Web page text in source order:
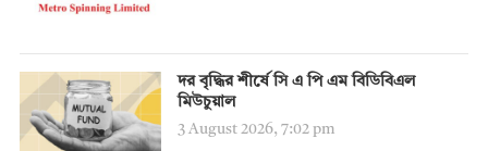
দর বৃদ্ধির শীর্ষে সি এ পি এম বিডিবিএল
মিউচুয়াল
3 August 2026, 7:02 pm